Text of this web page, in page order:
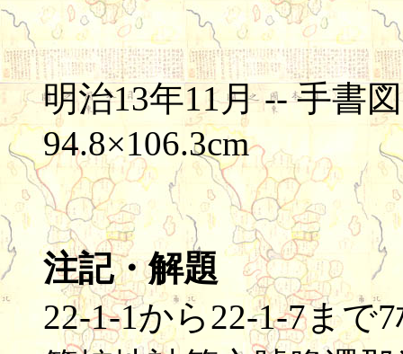
明治13年11月 -- 手書
94.8×106.3cm
注記・解題
22-1-1から22-1-7まで